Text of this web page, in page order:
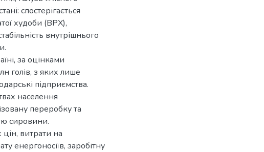
спостерігається
худоби (ВРХ),
внутрішнього
за оцінками
голів, з яких лише
підприємства.
населення
переробку та
сировини.
витрати на
енергоносіїв, заробітну